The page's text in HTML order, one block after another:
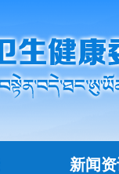
新闻